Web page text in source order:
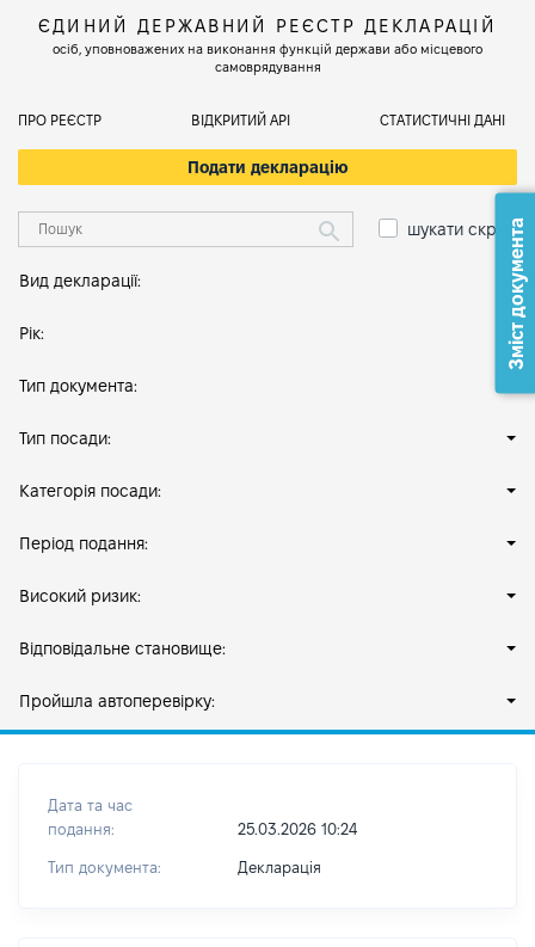
ЄДИНИЙ ДЕРЖАВНИЙ РЕЄСТР ДЕКЛАРАЦІЙ
осіб, уповноважених на виконання функцій держави або місцевого
самоврядування
ПРО РЕЄСТР ВІДКРИТИЙ АРІ СТАТИСТИЧНІ ДАНІ
Подати декларацію
шукати скрізь
Вид декларації:
Рік:
Тип документа:
Тип посади:
Категорія посади:
Період подання:
Високий ризик:
Відповідальне становище:
Пройшла автоперевірку:
Дата та час
подання:
25.03.2026 10:24
Тип документа: Декларація
Зміст документа